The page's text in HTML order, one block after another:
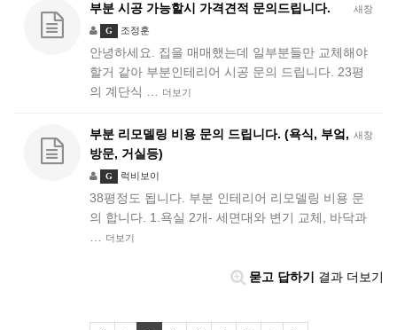
새창
부분 시공 가능할시 가격견적 문의드립니다.
G 조정훈
안녕하세요. 집을 매매했는데 일부분들만 교체해야
할거 같아 부분인테리어 시공 문의 드립니다. 23평
의 계단식 …
더보기
새창
부분 리모델링 비용 문의 드립니다. (욕식, 부엌,
방문, 거실등)
G 럭비보이
38평정도 됩니다. 부분 인테리어 리모델링 비용 문
의 합니다. 1.욕실 2개- 세면대와 변기 교체, 바닥과
더보기
묻고 답하기 결과 더보기